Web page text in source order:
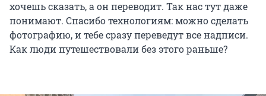
хочешь сказать, а он переводит. Так нас тут даже
понимают. Спасибо технологиям: можно сделать
фотографию, и тебе сразу переведут все надписи.
Как люди путешествовали без этого раньше?